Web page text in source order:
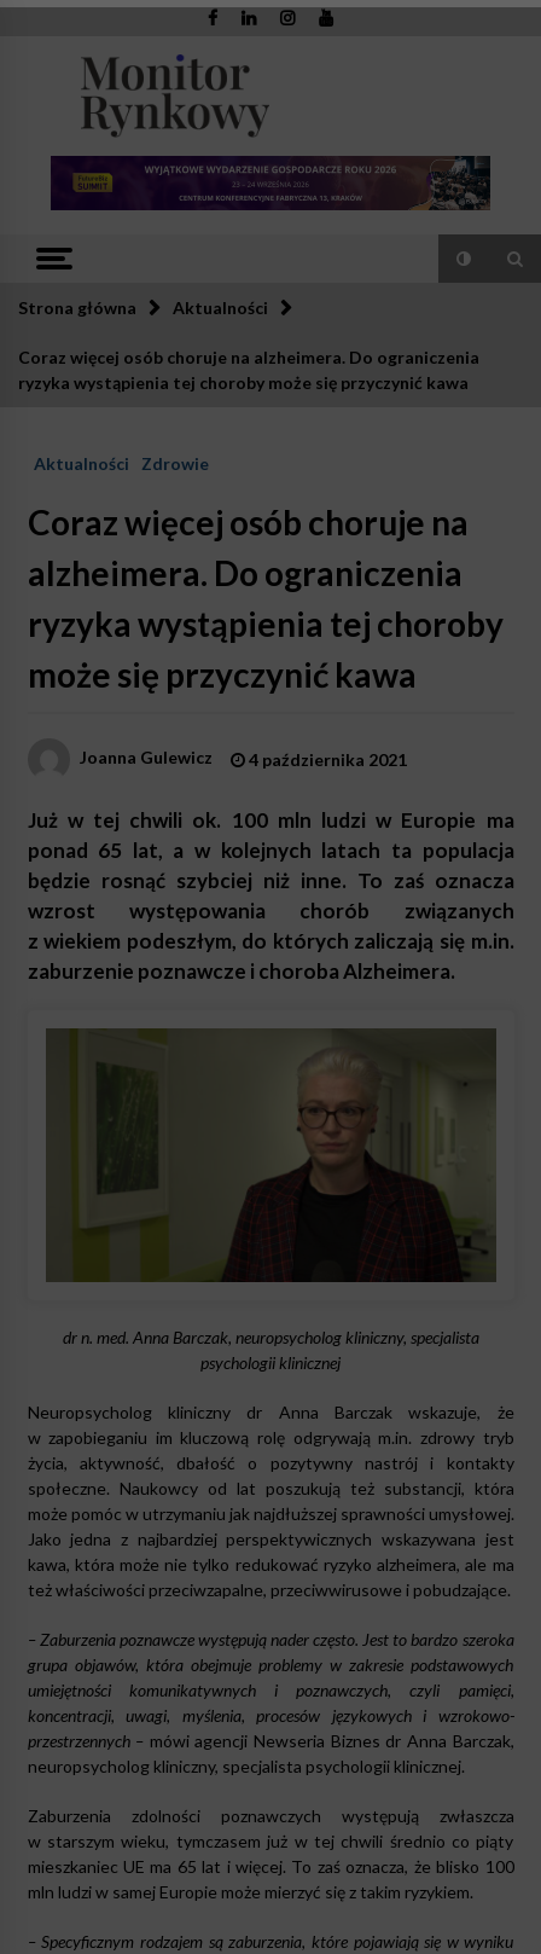
Skip
Monitor
Rynkowy
Strona główna Aktualności
Coraz więcej osób choruje na alzheimera. Do ograniczenia
ryzyka wystąpienia tej choroby może się przyczynić kawa
Aktualności Zdrowie
Coraz więcej osób choruje na
alzheimera. Do ograniczenia
ryzyka wystąpienia tej choroby
może się przyczynić kawa
Joanna Gulewicz 4 października 2021
Już w tej chwili ok. 100 mln ludzi w Europie ma
ponad 65 lat, a w kolejnych latach ta populacja
będzie rosnąć szybciej niż inne. To zaś oznacza
wzrost występowania chorób związanych
z wiekiem podeszłym, do których zaliczają się m.in.
zaburzenie poznawcze i choroba Alzheimera.
dr n. med. Anna Barczak, neuropsycholog kliniczny, specjalista
psychologii klinicznej
Neuropsycholog kliniczny dr Anna Barczak wskazuje, że
w zapobieganiu im kluczową rolę odgrywają m.in. zdrowy tryb
życia, aktywność, dbałość o pozytywny nastrój i kontakty
społeczne. Naukowcy od lat poszukują też substancji, która
może pomóc w utrzymaniu jak najdłuższej sprawności umysłowej.
Jako jedna z najbardziej perspektywicznych wskazywana jest
kawa, która może nie tylko redukować ryzyko alzheimera, ale ma
też właściwości przeciwzapalne, przeciwwirusowe i pobudzające.
– Zaburzenia poznawcze występują nader często. Jest to bardzo szeroka
grupa objawów, która obejmuje problemy w zakresie podstawowych
umiejętności komunikatywnych i poznawczych, czyli pamięci,
koncentracji, uwagi, myślenia, procesów językowych i wzrokowo-
przestrzennych – mówi agencji Newseria Biznes dr Anna Barczak,
neuropsycholog kliniczny, specjalista psychologii klinicznej.
Zaburzenia zdolności poznawczych występują zwłaszcza
w starszym wieku, tymczasem już w tej chwili średnio co piąty
mieszkaniec UE ma 65 lat i więcej. To zaś oznacza, że blisko 100
mln ludzi w samej Europie może mierzyć się z takim ryzykiem.
– Specyficznym rodzajem są zaburzenia, które pojawiają się w wyniku